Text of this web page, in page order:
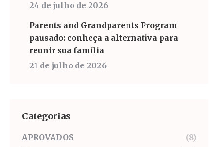
24 de julho de 2026
Parents and Grandparents Program
pausado: conheça a alternativa para
reunir sua família
21 de julho de 2026
Categorias
APROVADOS
(8)